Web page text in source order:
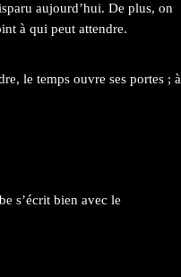
aujourd’hui. De plus, on
à qui peut attendre.
le temps ouvre ses portes ; à
s’écrit bien avec le